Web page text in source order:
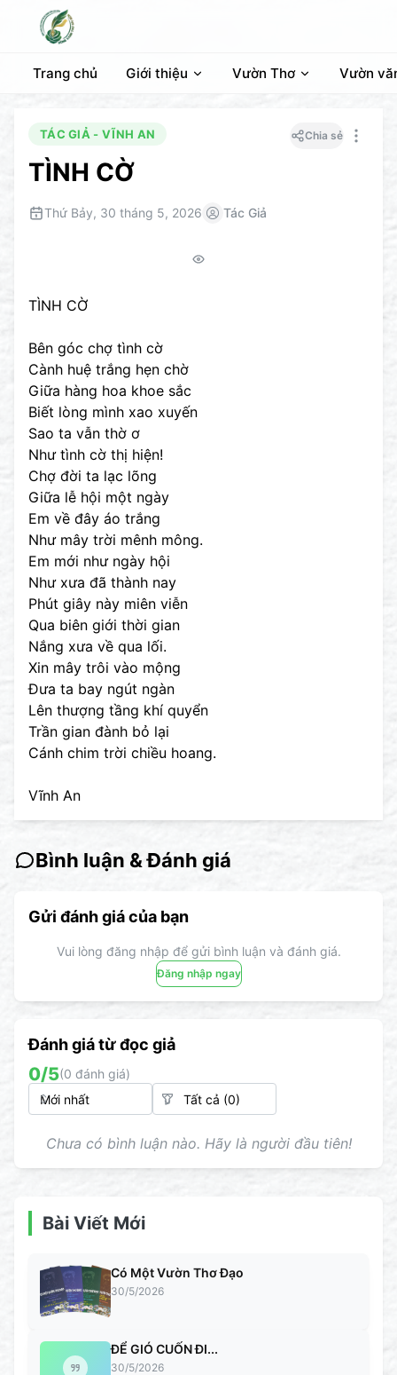
Trang chủ Giới thiệu Vườn Thơ Vườn
TÁC GIẢ - VĨNH AN
TÌNH CỜ
Chia sẻ
Thứ Bảy, 30 tháng 5, 2026 Tác Giả
TÌNH CỜ
Bên góc chợ tình cờ
Cành huệ trắng hẹn chờ
Giữa hàng hoa khoe sắc
Biết lòng mình xao xuyến
Sao ta vẫn thờ ơ
Như tình cờ thị hiện!
Chợ đời ta lạc lõng
Giữa lễ hội một ngày
Em về đây áo trắng
Như mây trời mênh mông.
Em mới như ngày hội
Như xưa đã thành nay
Phút giây này miên viễn
Qua biên giới thời gian
Nắng xưa về qua lối.
Xin mây trôi vào mộng
Đưa ta bay ngút ngàn
Lên thượng tầng khí quyển
Trần gian đành bỏ lại
Cánh chim trời chiều hoang.
Vĩnh An
Bình luận & Đánh giá
Gửi đánh giá của bạn
Vui lòng đăng nhập để gửi bình luận và đánh giá.
Đăng nhập ngay
Đánh giá từ đọc giả
0/5(0 đánh giá)
Chưa có bình luận nào. Hãy là người đầu tiên!
Bài Viết Mới
Có Một Vườn Thơ Đạo
30/5/2026
ĐỂ GIÓ CUỐN ĐI...
30/5/2026